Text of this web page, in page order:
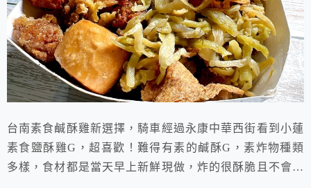
台南素食鹹酥雞新選擇，騎車經過永康中華西街看到小蓮
素食鹽酥雞G，超喜歡！難得有素的鹹酥G，素炸物種類
多樣，食材都是當天早上新鮮現做，炸的很酥脆且不會等